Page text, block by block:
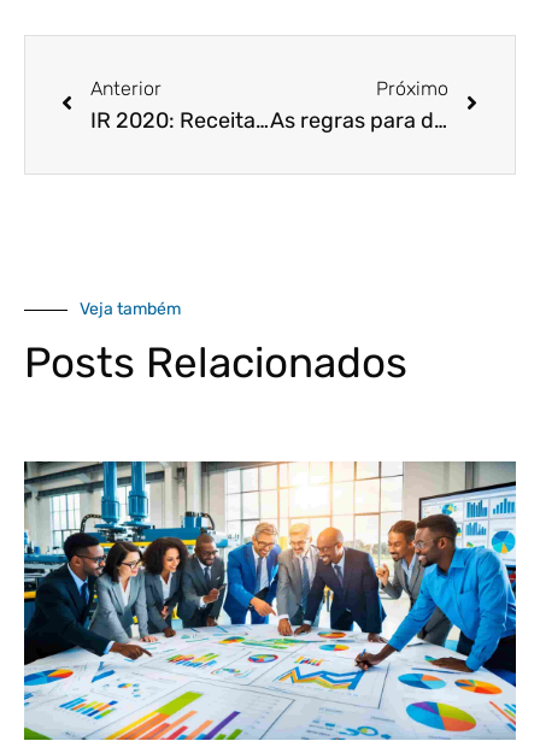
Anterior
IR 2020: Receita decide manter cronograma de restituições
Próximo
As regras para declarar dependentes no imposto de renda 2020
Veja também
Posts Relacionados